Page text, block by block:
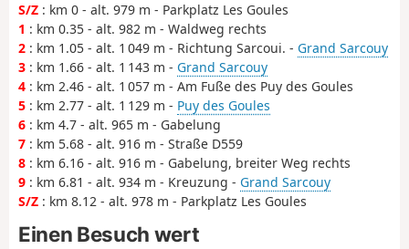
S/Z : km 0 - alt. 979 m - Parkplatz Les Goules
1 : km 0.35 - alt. 982 m - Waldweg rechts
2 : km 1.05 - alt. 1 049 m - Richtung Sarcoui. - Grand Sarcouy
3 : km 1.66 - alt. 1 143 m - Grand Sarcouy
4 : km 2.46 - alt. 1 057 m - Am Fuße des Puy des Goules
5 : km 2.77 - alt. 1 129 m - Puy des Goules
6 : km 4.7 - alt. 965 m - Gabelung
7 : km 5.68 - alt. 916 m - Straße D559
8 : km 6.16 - alt. 916 m - Gabelung, breiter Weg rechts
9 : km 6.81 - alt. 934 m - Kreuzung - Grand Sarcouy
S/Z : km 8.12 - alt. 978 m - Parkplatz Les Goules
Einen Besuch wert